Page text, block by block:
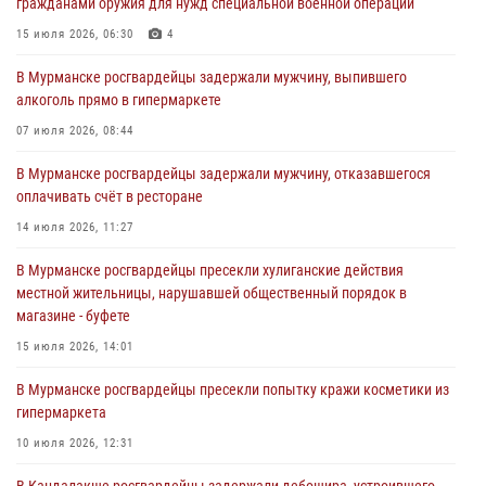
Сотрудники Росгвардии провели инструктаж по
антитеррористической защищенности для членов избирательных
31 июля 2026, 08:48 3
Сотрудники Росгвардии задержали мужчину, не оплатившего счет в
30 июля 2026, 14:09
В Управлении Росгвардии по Мурманской области прошло пожарно-
30 июля 2026, 14:05
В Управлении Росгвардии по Мурманской области состоялось
богослужение, посвященное Дню памяти святого
29 июля 2026, 12:17 4
гражданами оружия для нужд специальной военной операции
15 июля 2026, 06:30 4
В Мурманске росгвардейцы задержали мужчину, выпившего
алкоголь прямо в гипермаркете
07 июля 2026, 08:44
В Мурманске росгвардейцы задержали мужчину, отказавшегося
оплачивать счёт в ресторане
14 июля 2026, 11:27
В Мурманске росгвардейцы пресекли хулиганские действия
местной жительницы, нарушавшей общественный порядок в
магазине - буфете
15 июля 2026, 14:01
В Мурманске росгвардейцы пресекли попытку кражи косметики из
гипермаркета
10 июля 2026, 12:31